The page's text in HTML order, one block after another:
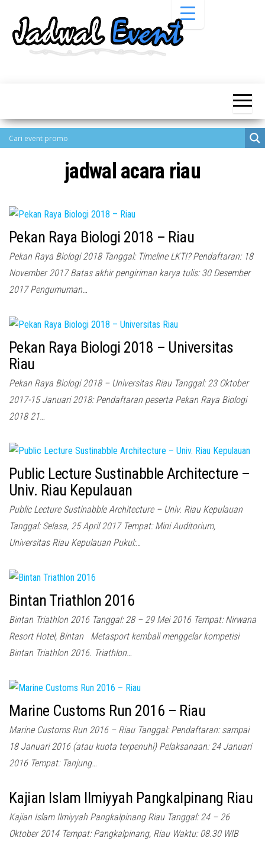
Pameran,
Promo
Terbaru
Pameran,
Seminar,
Bazaar,
Workshop,
Job Fair,
Lomba dll.
jadwal acara riau
Pekan Raya Biologi 2018 – Riau
Pekan Raya Biologi 2018 Tanggal: Timeline LKTI? Pendaftaran: 18
November 2017 Batas akhir pengiriman karya tulis: 30 Desember
2017 Pengumuman…
Pekan Raya Biologi 2018 – Universitas
Riau
Pekan Raya Biologi 2018 – Universitas Riau Tanggal: 23 Oktober
2017-15 Januari 2018: Pendaftaran peserta Pekan Raya Biologi
2018 21…
Public Lecture Sustinabble Architecture –
Univ. Riau Kepulauan
Public Lecture Sustinabble Architecture – Univ. Riau Kepulauan
Tanggal: Selasa, 25 April 2017 Tempat: Mini Auditorium,
Universitas Riau Kepulauan Pukul:…
Bintan Triathlon 2016
Bintan Triathlon 2016 Tanggal: 28 – 29 Mei 2016 Tempat: Nirwana
Resort Hotel, Bintan Metasport kembali menggelar kompetisi
Bintan Triathlon 2016. Triathlon…
Marine Customs Run 2016 – Riau
Marine Customs Run 2016 – Riau Tanggal: Pendaftaran: sampai
18 Januari 2016 (atau kuota terpenuhi) Pelaksanaan: 24 Januari
2016 Tempat: Tanjung…
Kajian Islam Ilmiyyah Pangkalpinang Riau
Kajian Islam Ilmiyyah Pangkalpinang Riau Tanggal: 24 – 26
Oktober 2014 Tempat: Pangkalpinang, Riau Waktu: 08.30 WIB